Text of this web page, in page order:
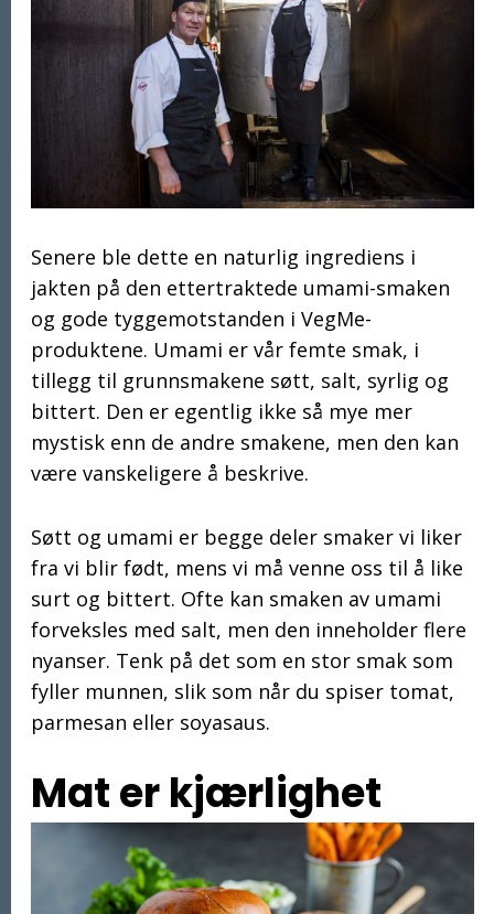
Senere ble dette en naturlig ingrediens i
jakten på den ettertraktede umami-smaken
og gode tyggemotstanden i VegMe-
produktene. Umami er vår femte smak, i
tillegg til grunnsmakene søtt, salt, syrlig og
bittert. Den er egentlig ikke så mye mer
mystisk enn de andre smakene, men den kan
være vanskeligere å beskrive.
Søtt og umami er begge deler smaker vi liker
fra vi blir født, mens vi må venne oss til å like
surt og bittert. Ofte kan smaken av umami
forveksles med salt, men den inneholder flere
nyanser. Tenk på det som en stor smak som
fyller munnen, slik som når du spiser tomat,
parmesan eller soyasaus.
Mat er kjærlighet